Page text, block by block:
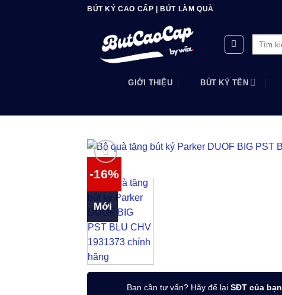
BÚT KÝ CAO CẤP | BÚT LÀM QUÀ
GIỚI THIỆU BÚT KÝ TÊN
-16%
Mới
Bạn cần tư vấn? Hãy để lại SĐT của bạn